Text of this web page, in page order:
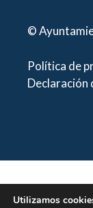
©
Política de
Declaración
Utilizamos